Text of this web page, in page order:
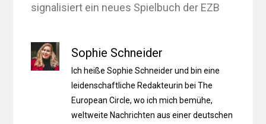
signalisiert ein neues Spielbuch der EZB
Sophie Schneider
Ich heiße Sophie Schneider und bin eine
leidenschaftliche Redakteurin bei The
European Circle, wo ich mich bemühe,
weltweite Nachrichten aus einer deutschen